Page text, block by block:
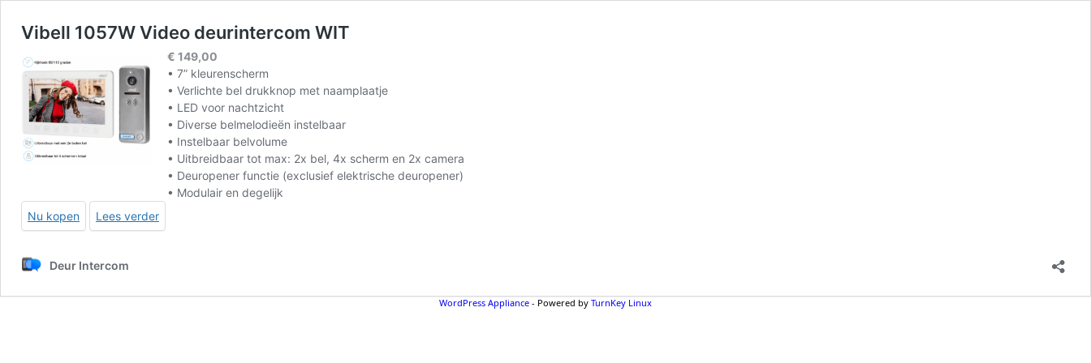
Vibell 1057W Video deurintercom WIT
€ 149,00
• 7” kleurenscherm
• Verlichte bel drukknop met naamplaatje
• LED voor nachtzicht
• Diverse belmelodieën instelbaar
• Instelbaar belvolume
• Uitbreidbaar tot max: 2x bel, 4x scherm en 2x camera
• Deuropener functie (exclusief elektrische deuropener)
• Modulair en degelijk
Nu kopen
Lees verder
Deur Intercom
WordPress Appliance - Powered by TurnKey Linux